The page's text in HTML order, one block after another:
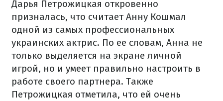
Дарья Петрожицкая откровенно
призналась, что считает Анну Кошмал
одной из самых профессиональных
украинских актрис. По ее словам, Анна не
только выделяется на экране личной
игрой, но и умеет правильно настроить в
работе своего партнера. Также
Петрожицкая отметила, что ей очень